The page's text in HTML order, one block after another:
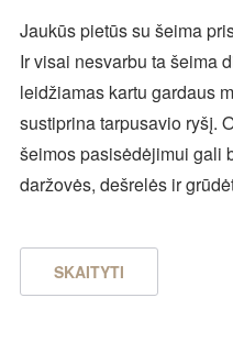
Jaukūs pietūs su šeima
Ir visai nesvarbu ta šeima
leidžiamas kartu gardaus
sustiprina tarpusavio ryšį.
šeimos pasisėdėjimui gali
daržovės, dešrelės ir
SKAITYTI